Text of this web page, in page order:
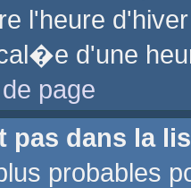
l'heure
d'une
page
pas dans la
probables